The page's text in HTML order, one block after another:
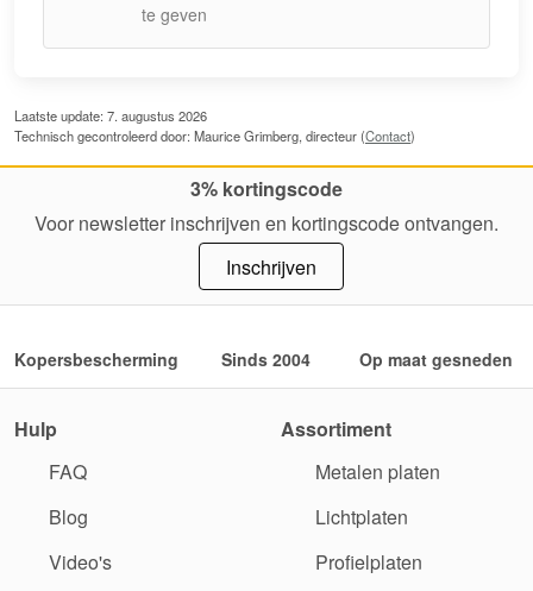
te geven
Laatste update: 7. augustus 2026
Technisch gecontroleerd door: Maurice Grimberg, directeur (Contact)
3% kortingscode
Voor newsletter inschrijven en kortingscode ontvangen.
Inschrijven
Kopersbescherming Sinds 2004 Op maat gesneden
Hulp
FAQ
Blog
Video's
Assortiment
Metalen platen
Lichtplaten
Profielplaten